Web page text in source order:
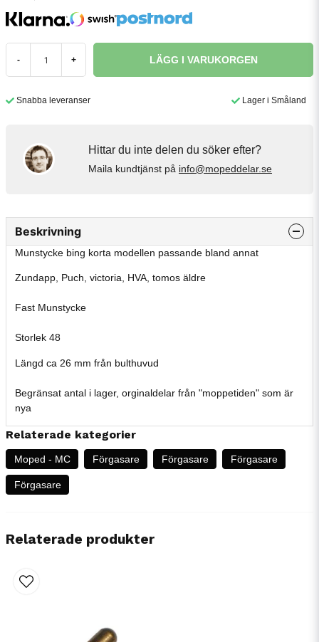
- + LÄGG I VARUKORGEN
Snabba leveranser Lager i Småland
Hittar du inte delen du söker efter?
Maila kundtjänst på info@mopeddelar.se
Beskrivning
Munstycke bing korta modellen passande bland annat
Zundapp, Puch, victoria, HVA, tomos äldre
Fast Munstycke
Storlek 48
Längd ca 26 mm från bulthuvud
Begränsat antal i lager, orginaldelar från "moppetiden" som är
nya
Relaterade kategorier
Moped - MC Förgasare Förgasare Förgasare
Förgasare
Relaterade produkter